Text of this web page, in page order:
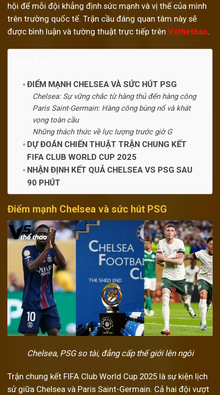
hội để mỗi đội khẳng định sức mạnh và vị thế của mình
trên trường quốc tế. Trận cầu đáng quan tâm này sẽ
được bình luận và tường thuật trực tiếp trên Vsthethao.
ĐIỂM MẠNH CHELSEA VÀ SỨC HÚT PSG
Chelsea: Sự vững chắc từ hàng thủ đến hàng công
Paris Saint-Germain: Hàng công bùng nổ và khát
vọng toàn cầu
Những thách thức về lực lượng trước giờ G
DỰ ĐOÁN CHIẾN THUẬT TRẬN CHUNG KẾT
FIFA CLUB WORLD CUP 2025
NHẬN ĐỊNH KẾT QUẢ CHELSEA VS PSG SAU
90 PHÚT
Điểm mạnh Chelsea và sức hút PSG
Chelsea, PSG so tài, đẳng cấp thế giới lên ngôi
Trận chung kết FIFA Club World Cup 2025 là sự kiện lịch
sử giữa Chelsea và Paris Saint-Germain. Cả hai đội vượt